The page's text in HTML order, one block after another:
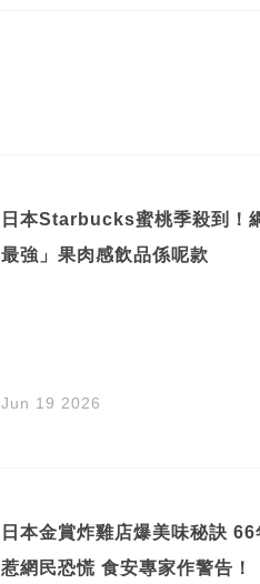
日本Starbucks蜜桃季殺到！
最強」果肉感飲品係呢款
Jun 19 2026
日本金賞炸雞店爆美味秘訣 66
惹網民恐慌 食安專家作警告！